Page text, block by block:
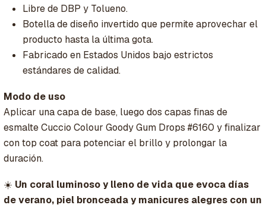
Libre de DBP y Tolueno.
Botella de diseño invertido que permite aprovechar el
producto hasta la última gota.
Fabricado en Estados Unidos bajo estrictos
estándares de calidad.
Modo de uso
Aplicar una capa de base, luego dos capas finas de
esmalte Cuccio Colour Goody Gum Drops #6160 y finalizar
con top coat para potenciar el brillo y prolongar la
duración.
☀️ Un coral luminoso y lleno de vida que evoca días
de verano, piel bronceada y manicures alegres con un